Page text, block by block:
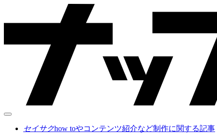
セイサクhow toやコンテンツ紹介など制作に関する記事